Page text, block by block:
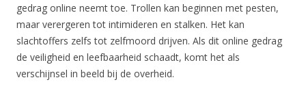
gedrag online neemt toe. Trollen kan beginnen met pesten,
maar verergeren tot intimideren en stalken. Het kan
slachtoffers zelfs tot zelfmoord drijven. Als dit online gedrag
de veiligheid en leefbaarheid schaadt, komt het als
verschijnsel in beeld bij de overheid.